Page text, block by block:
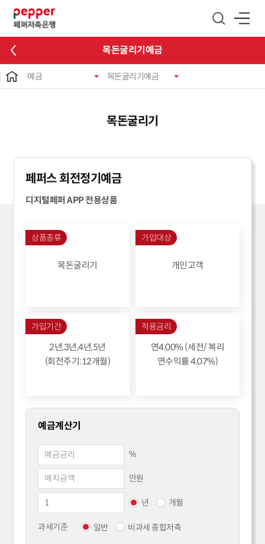
목돈굴리기예금
예금 목돈굴리기예금
목돈굴리기
페퍼스 회전정기예금
디지털페퍼 APP 전용상품
상품종류
목돈굴리기
가입대상
개인고객
가입기간
2년,3년,4년,5년
(회전주기:12개월)
적용금리
연4.00% (세전/ 복리
연수익률 4.07%)
예금계산기
%
만원
년 개월
과세기준 일반 비과세 종합저축